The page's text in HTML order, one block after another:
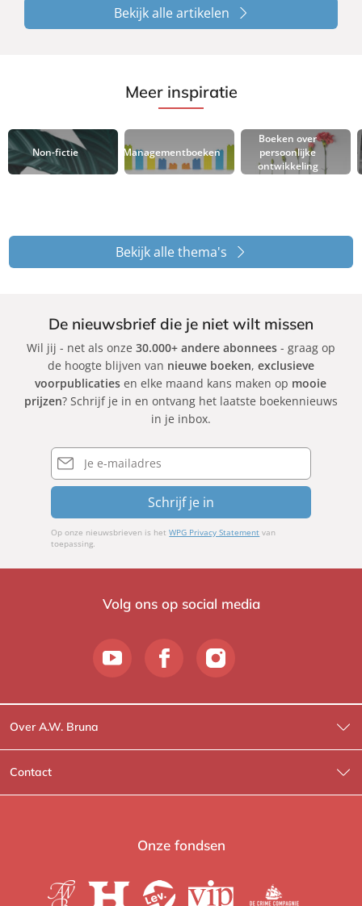
Bekijk alle artikelen
Meer inspiratie
Non-fictie Managementboeken
Boeken over
persoonlijke
ontwikkeling
Bekijk alle thema's
De nieuwsbrief die je niet wilt missen
Wil jij - net als onze 30.000+ andere abonnees- graag op
de hoogte blijven van nieuwe boeken, exclusieve
voorpublicaties en elke maand kans maken op mooie
prijzen? Schrijf je in en ontvang het laatste boekennieuws
in je inbox.
E-
mailadres
Schrijf je in
Op onze nieuwsbrieven is hetWPG Privacy Statement van
toepassing.
Volg ons op social media
Over A.W. Bruna
Wat wij doen
Wie is Wie?
Contact
Contactinformatie
Onze fondsen